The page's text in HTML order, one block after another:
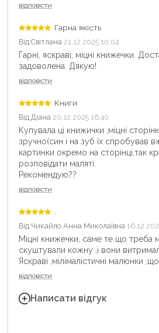
відповісти
Гарна якість
Від:Світлана 21.12.2025 10:04
Гарні, яскраві, міцні книжечки.
задоволена. Дякую!
відповісти
Книги
Від:Діана 20.12.2025 16:40
Купувала ці книжички ,міцні
зручно(син і на зуб їх спробував
картинки окремо на сторінці,так
розповідати маляті.
Рекомендую??
відповісти
Від:Чикайло Анна Миколаївна
Міцні книжечки, саме те що треба
скуштували кожну ,і вони
Яскраві ,мілімалістичні малюнки
відповісти
Написати відгук